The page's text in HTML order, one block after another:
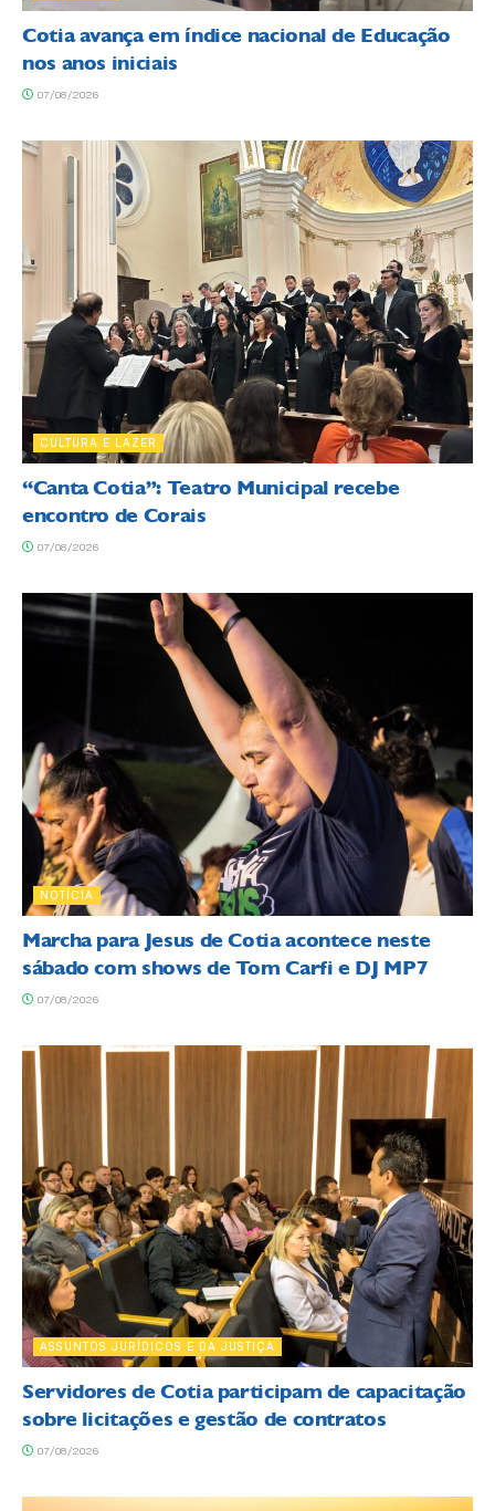
Cotia avança em índice nacional de Educação
nos anos iniciais
07/08/2026
CULTURA E LAZER
“Canta Cotia”: Teatro Municipal recebe
encontro de Corais
07/08/2026
NOTÍCIA
Marcha para Jesus de Cotia acontece neste
sábado com shows de Tom Carfi e DJ MP7
07/08/2026
ASSUNTOS JURÍDICOS E DA JUSTIÇA
Servidores de Cotia participam de capacitação
sobre licitações e gestão de contratos
07/08/2026